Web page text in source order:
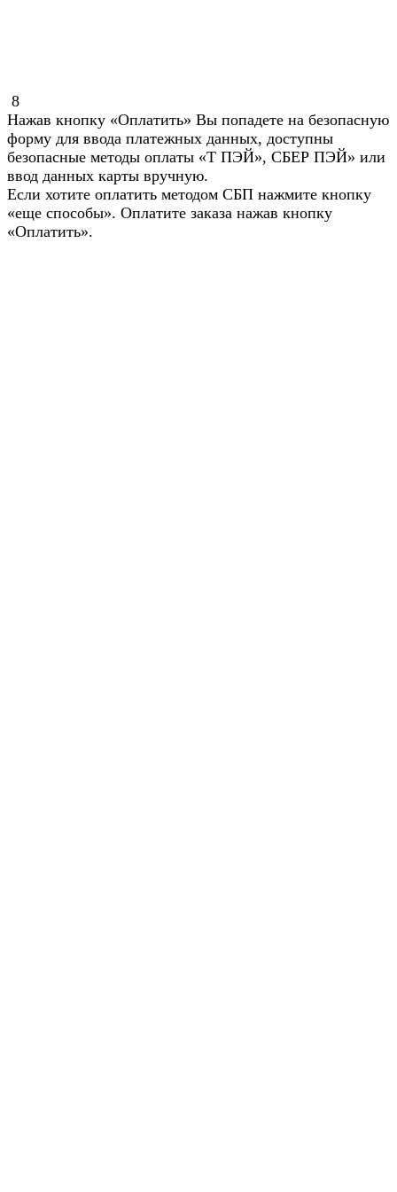
8
Нажав кнопку «Оплатить» Вы попадете на безопасную
форму для ввода платежных данных, доступны
безопасные методы оплаты «Т ПЭЙ», СБЕР ПЭЙ» или
ввод данных карты вручную.
Если хотите оплатить методом СБП нажмите кнопку
«еще способы». Оплатите заказа нажав кнопку
«Оплатить».